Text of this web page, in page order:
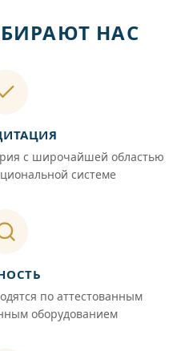
НАС
с широчайшей областью
системе
по аттестованным
оборудованием